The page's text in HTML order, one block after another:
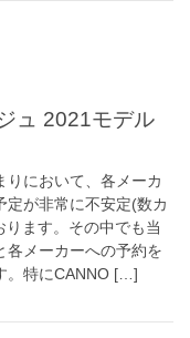
りにおいて、各メーカ
定が非常に不安定(数カ
ます。その中でも当
各メーカーへの予約を
。特にCANNO […]